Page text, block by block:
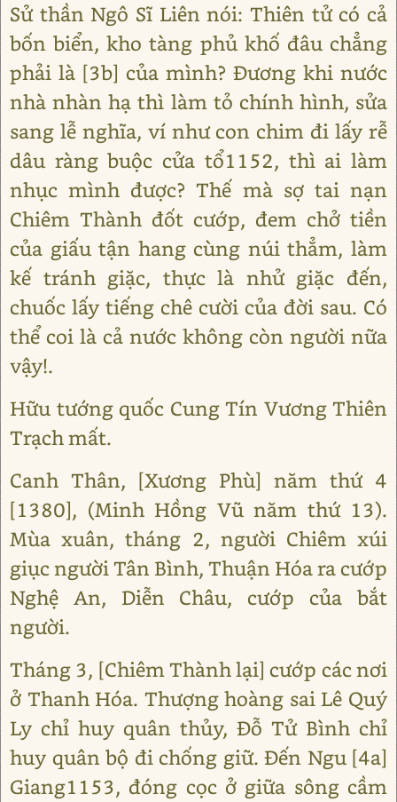
Sử thần Ngô Sĩ Liên nói: Thiên tử có cả
bốn biển, kho tàng phủ khố đâu chẳng
phải là [3b] của mình? Đương khi nước
nhà nhàn hạ thì làm tỏ chính hình, sửa
sang lễ nghĩa, ví như con chim đi lấy rễ
dâu ràng buộc cửa tổ1152, thì ai làm
nhục mình được? Thế mà sợ tai nạn
Chiêm Thành đốt cướp, đem chở tiền
của giấu tận hang cùng núi thẳm, làm
kế tránh giặc, thực là nhử giặc đến,
chuốc lấy tiếng chê cười của đời sau. Có
thể coi là cả nước không còn người nữa
vậy!.
Hữu tướng quốc Cung Tín Vương Thiên
Trạch mất.
Canh Thân, [Xương Phù] năm thứ 4
[1380], (Minh Hồng Vũ năm thứ 13).
Mùa xuân, tháng 2, người Chiêm xúi
giục người Tân Bình, Thuận Hóa ra cướp
Nghệ An, Diễn Châu, cướp của bắt
người.
Tháng 3, [Chiêm Thành lại] cướp các nơi
ở Thanh Hóa. Thượng hoàng sai Lê Quý
Ly chỉ huy quân thủy, Đỗ Tử Bình chỉ
huy quân bộ đi chống giữ. Đến Ngu [4a]
Giang1153, đóng cọc ở giữa sông cầm